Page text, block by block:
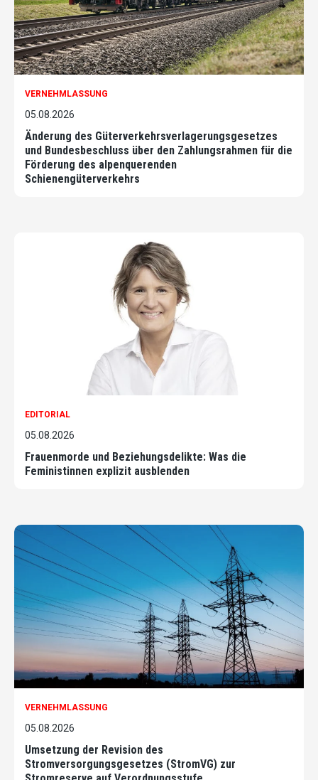
VERNEHMLASSUNG
05.08.2026
Änderung des Güterverkehrsverlagerungsgesetzes
und Bundesbeschluss über den Zahlungsrahmen für die
Förderung des alpenquerenden
Schienengüterverkehrs
EDITORIAL
05.08.2026
Frauenmorde und Beziehungsdelikte: Was die
Feministinnen explizit ausblenden
VERNEHMLASSUNG
05.08.2026
Umsetzung der Revision des
Stromversorgungsgesetzes (StromVG) zur